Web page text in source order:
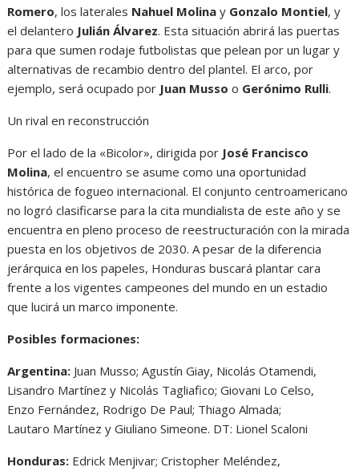
Romero, los laterales Nahuel Molina y Gonzalo Montiel, y
el delantero Julián Álvarez. Esta situación abrirá las puertas
para que sumen rodaje futbolistas que pelean por un lugar y
alternativas de recambio dentro del plantel. El arco, por
ejemplo, será ocupado por Juan Musso o Gerónimo Rulli.
Un rival en reconstrucción
Por el lado de la «Bicolor», dirigida por José Francisco
Molina, el encuentro se asume como una oportunidad
histórica de fogueo internacional. El conjunto centroamericano
no logró clasificarse para la cita mundialista de este año y se
encuentra en pleno proceso de reestructuración con la mirada
puesta en los objetivos de 2030. A pesar de la diferencia
jerárquica en los papeles, Honduras buscará plantar cara
frente a los vigentes campeones del mundo en un estadio
que lucirá un marco imponente.
Posibles formaciones:
Argentina: Juan Musso; Agustín Giay, Nicolás Otamendi,
Lisandro Martínez y Nicolás Tagliafico; Giovani Lo Celso,
Enzo Fernández, Rodrigo De Paul; Thiago Almada;
Lautaro Martínez y Giuliano Simeone. DT: Lionel Scaloni
Honduras: Edrick Menjivar; Cristopher Meléndez,